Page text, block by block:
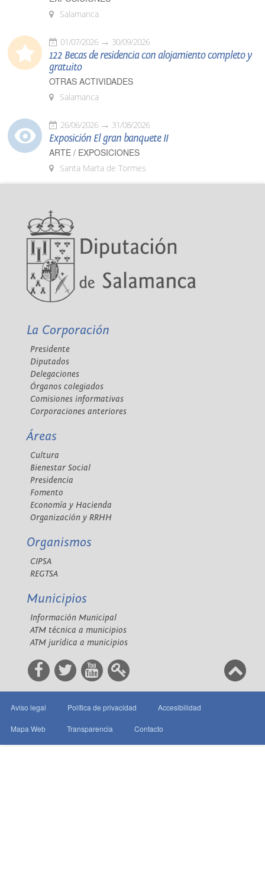
Salamanca
01/07/2026 30/09/2026
122 Becas de residencia con alojamiento completo y
gratuito
OTRAS ACTIVIDADES
Salamanca
26/06/2026 31/08/2026
Exposición El gran banquete II
ARTE / EXPOSICIONES
Santa Marta de Tormes
La Corporación
Presidente
Diputados
Delegaciones
Órganos colegiados
Comisiones informativas
Corporaciones anteriores
Áreas
Cultura
Bienestar Social
Presidencia
Fomento
Economía y Hacienda
Organización y RRHH
Organismos
CIPSA
REGTSA
Municipios
Información Municipal
ATM técnica a municipios
ATM jurídica a municipios
Aviso legal Política de privacidad Accesibilidad
Mapa Web Transparencia Contacto